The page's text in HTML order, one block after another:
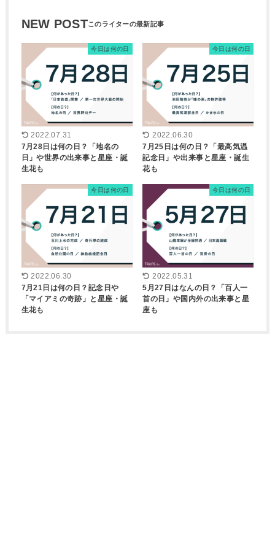
NEW POST
今日は何の日
2022.07.31
7月28日は何の日？「地名の
日」や世界の出来事と星座・誕
生花も
今日は何の日
2022.06.30
7月25日は何の日？「最高気温
記念日」や出来事と星座・誕生
花も
今日は何の日
2022.06.30
7月21日は何の日？記念日や
「マイアミの奇跡」と星座・誕
生花も
今日は何の日
2022.05.31
5月27日はなんの日？「百人一
首の日」や国内外の出来事と星
座も